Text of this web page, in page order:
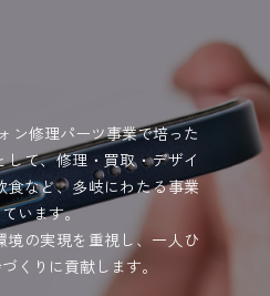
ン修理パーツ事業で培った
して、修理・買取・デザイ
食など、多岐にわたる事業
います。
の実現を重視し、一人ひ
くりに貢献します。